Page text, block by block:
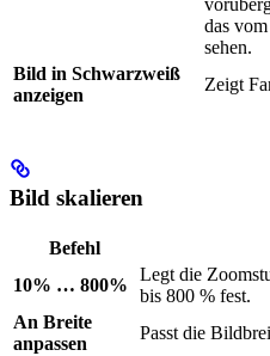
das
sehen.
Bild in Schwarzweiß
anzeigen
Zeigt
Bild skalieren
Befehl
10% … 800%
Legt die
bis 800 % fest.
An Breite
anpassen
Passt die